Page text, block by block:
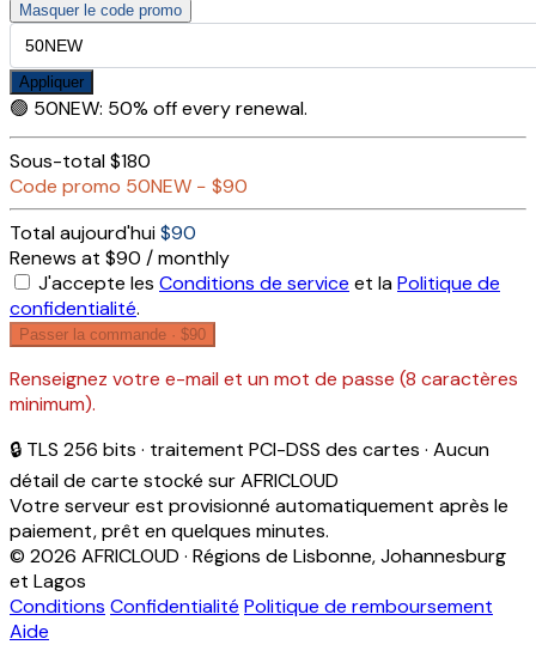
Masquer le code promo
Appliquer
🟢 50NEW: 50% off every renewal.
Sous-total$180
Code promo 50NEW − $90
Total aujourd'hui$90
Renews at $90 / monthly
J'accepte les Conditions de service et laPolitique de
confidentialité.
Passer la commande · $90
Renseignez votre e-mail et un mot de passe (8 caractères
minimum).
🔒 TLS 256 bits · traitement PCI-DSS des cartes · Aucun
détail de carte stocké sur AFRICLOUD
Votre serveur est provisionné automatiquement après le
paiement, prêt en quelques minutes.
© 2026 AFRICLOUD · Régions de Lisbonne, Johannesburg
et Lagos
Conditions Confidentialité Politique de remboursement
Aide